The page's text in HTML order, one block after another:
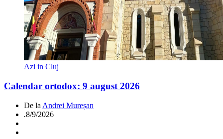
Azi in Cluj
Calendar ortodox: 9 august 2026
De la Andrei Mureșan
.8/9/2026